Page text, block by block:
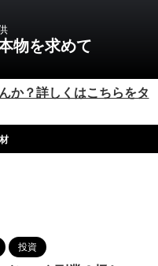
物を求めて
か？詳しくはこちらをタ
投資